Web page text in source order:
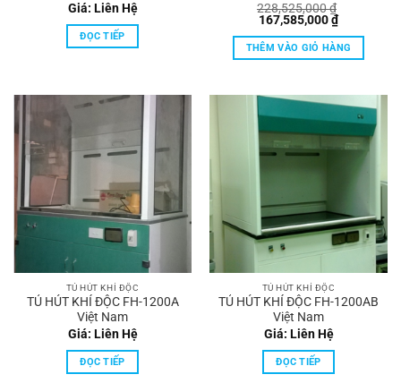
Giá: Liên Hệ
ĐỌC TIẾP
228,525,000₫
Giá
là:
228,525,000 ₫.
167,585,000₫Giá
hiện
tại
là:
THÊM VÀO GIỎ HÀNG
TỦ HÚT KHÍ ĐỘC
TỦ HÚT KHÍ ĐỘC FH-1200A
Việt Nam
Giá: Liên Hệ
ĐỌC TIẾP
TỦ HÚT KHÍ ĐỘC
TỦ HÚT KHÍ ĐỘC FH-1200AB
Việt Nam
Giá: Liên Hệ
ĐỌC TIẾP